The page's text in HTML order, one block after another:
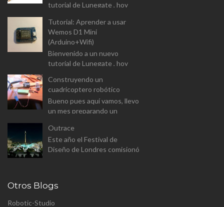
tutorial de Lunegate , hoy
componente un tanto
diferente, y que las
aplicaciones estarán...
Tutorial: Aprender a usar
Wemos D1 Mini
(Arduino+Wifi)
Bienvenido a un nuevo
tutorial de Lunegate , hoy
Arduino equipado con un
modulo Wifi. El Wemos D1
Mini v...
Construyendo un
cuadricoptero robótico
Bueno pues aquí vamos, llevo
un mes preparando un
(aunque a este paso sera
proyecto personal). Se trata
de constr...
Outrace
Este año el Festival de
Diseño de Londres comisionó
pública p...
Otros Blogs
Robotic-Studio